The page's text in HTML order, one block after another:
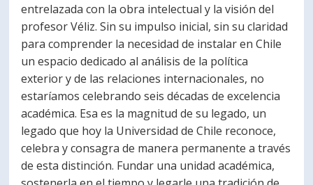
entrelazada con la obra intelectual y la visión del
profesor Véliz. Sin su impulso inicial, sin su claridad
para comprender la necesidad de instalar en Chile
un espacio dedicado al análisis de la política
exterior y de las relaciones internacionales, no
estaríamos celebrando seis décadas de excelencia
académica. Esa es la magnitud de su legado, un
legado que hoy la Universidad de Chile reconoce,
celebra y consagra de manera permanente a través
de esta distinción. Fundar una unidad académica,